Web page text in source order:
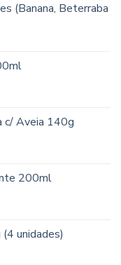
(Banana, Beterraba
c/ Aveia 140g
200ml
unidades)